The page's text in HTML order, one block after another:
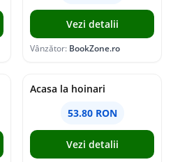
Vezi detalii
Vânzător: BookZone.ro
Acasa la hoinari
53.80 RON
Vezi detalii